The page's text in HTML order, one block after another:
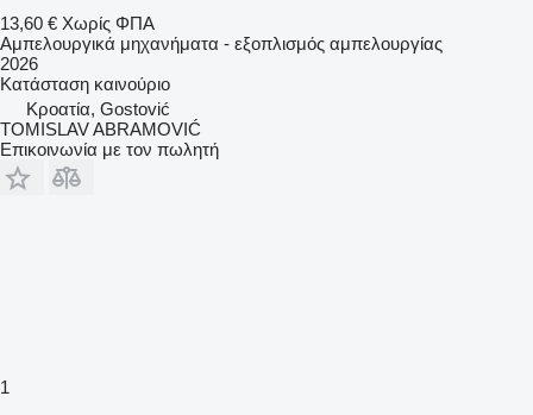
13,60 € Χωρίς ΦΠΑ
Αμπελουργικά μηχανήματα - εξοπλισμός αμπελουργίας
2026
Κατάσταση καινούριο
Κροατία, Gostović
TOMISLAV ABRAMOVIĆ
Επικοινωνία με τον πωλητή
1